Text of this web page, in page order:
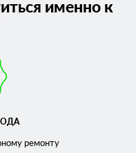
именно к
ремонту